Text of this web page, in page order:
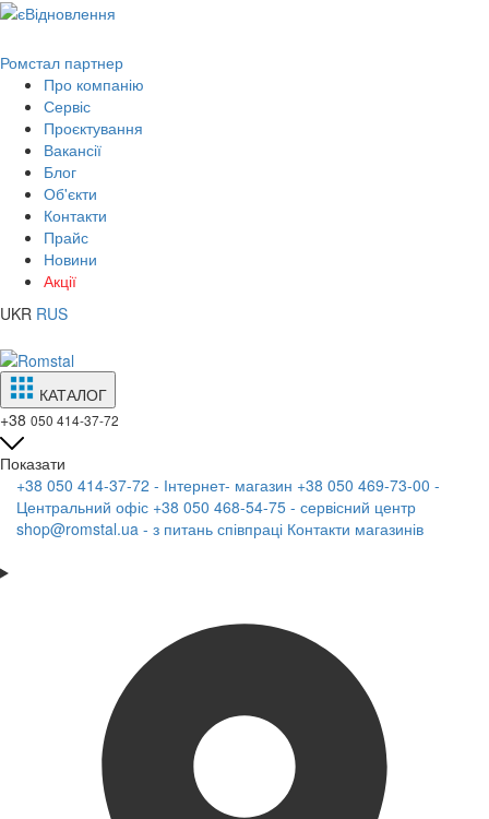
Ромстал партнер
Про компанію
Сервіс
Проєктування
Вакансії
Блог
Об'єкти
Контакти
Прайс
Новини
Акції
UKR RUS
КАТАЛОГ
+38 050 414-37-72
Показати
+38 050 414-37-72 - Інтернет- магазин +38 050 469-73-00 -
Центральний офіс +38 050 468-54-75 - сервісний центр
shop@romstal.ua - з питань співпраці Контакти магазинів